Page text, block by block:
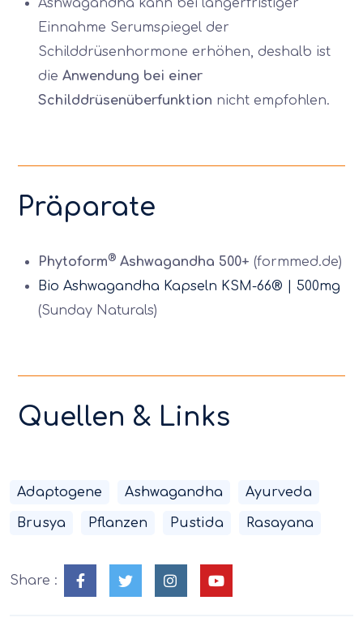
Ashwagandha kann bei längerfristiger
Einnahme Serumspiegel der
Schilddrüsenhormone erhöhen, deshalb ist
die Anwendung bei einer
Schilddrüsenüberfunktion nicht empfohlen.
Präparate
Phytoform® Ashwagandha 500+ (formmed.de)
Bio Ashwagandha Kapseln KSM-66® | 500mg
(Sunday Naturals)
Quellen & Links
Adaptogene Ashwagandha Ayurveda
Brusya Pflanzen Pustida Rasayana
Share :